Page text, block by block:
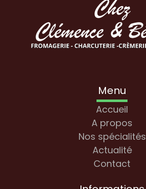
Menu
Accueil
A propos
Nos spécialités
Actualité
Contact